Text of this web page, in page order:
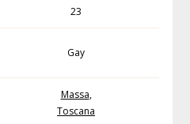
23
Gay
Massa,
Toscana